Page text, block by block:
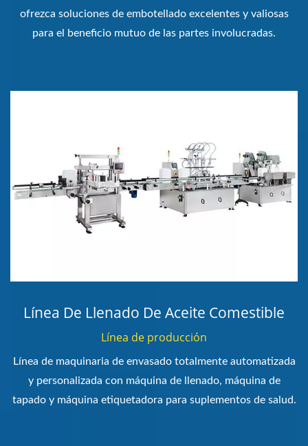
ofrezca soluciones de embotellado excelentes y valiosas
para el beneficio mutuo de las partes involucradas.
Línea De Llenado De Aceite Comestible
Línea de producción
Línea de maquinaria de envasado totalmente automatizada
y personalizada con máquina de llenado, máquina de
tapado y máquina etiquetadora para suplementos de salud.